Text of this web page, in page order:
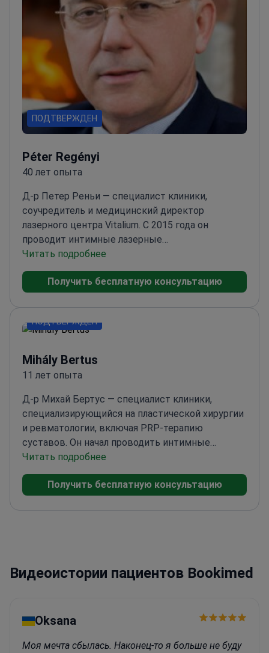
ПОДТВЕРЖДЕН
Péter Regényi
40 лет опыта
Д-р Петер Реньи — специалист клиники,
соучредитель и медицинский директор
лазерного центра Vitalium. С 2015 года он
проводит интимные лазерные
гинекологические процедуры с использованием
технологии Fotona intimlaser, а в мае 2022 года
представил доклад по лазерной лабиопластике в
также включает эндоскопическую
гинекологическую хирургию и ультразвуковую
Читать подробнее
Получить бесплатную консультацию
ПОДТВЕРЖДЕН
Mihály Bertus
11 лет опыта
Д-р Михай Бертус — специалист клиники,
специализирующийся на пластической хирургии
и ревматологии, включая PRP-терапию
суставов. Он начал проводить интимные
лазерные гинекологические процедуры в 2015
году в клинике Vitalium в Хевизе и работает с
лазерной технологией Fotona для таких
также проводит лазерную терапию NightLase от
Читать подробнее
Получить бесплатную консультацию
Видеоистории пациентов Bookimed
Oksana
Моя мечта сбылась. Наконец-то я больше не буду